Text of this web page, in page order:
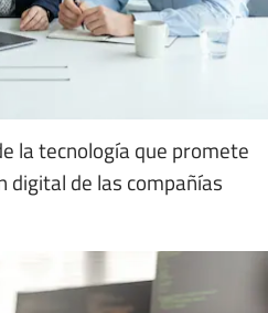
la tecnología que promete
de las compañías